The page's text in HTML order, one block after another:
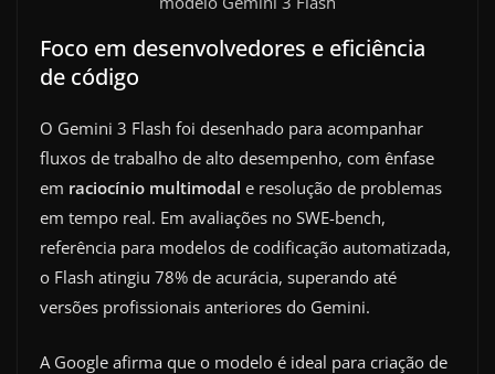
Foco em desenvolvedores e eficiência
de código
O Gemini 3 Flash foi desenhado para acompanhar
fluxos de trabalho de alto desempenho, com ênfase
em raciocínio multimodal e resolução de problemas
em tempo real. Em avaliações no SWE-bench,
referência para modelos de codificação automatizada,
o Flash atingiu 78% de acurácia, superando até
versões profissionais anteriores do Gemini.
A Google afirma que o modelo é ideal para criação de